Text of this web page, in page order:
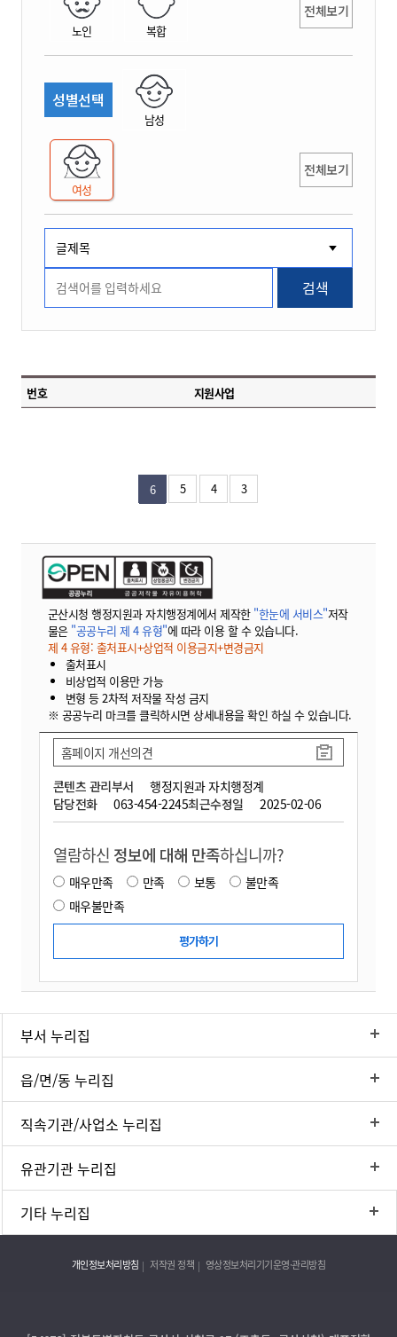
노인 복합
전체보기
성별선택
남성
여성
전체보기
검색
번호 지원사업
6 5 4 3
군산시청 행정지원과 자치행정계에서 제작한 "한눈에 서비스"저작
물은 "공공누리 제 4 유형"에 따라 이용 할 수 있습니다.
제 4 유형: 출처표시+상업적 이용금지+변경금지
출처표시
비상업적 이용만 가능
변형 등 2차적 저작물 작성 금지
※ 공공누리 마크를 클릭하시면 상세내용을 확인 하실 수 있습니다.
콘텐츠 관리부서
행정지원과 자치행정계
담당전화
063-454-2245최근수정일 2025-02-06
홈페이지 개선의견
열람하신 정보에 대해 만족하십니까?
매우만족 만족 보통
불만족
매우불만족
부서 누리집
읍/면/동 누리집
직속기관/사업소 누리집
유관기관 누리집
기타 누리집
개인정보처리방침 저작권 정책 영상정보처리기기운영·관리방침